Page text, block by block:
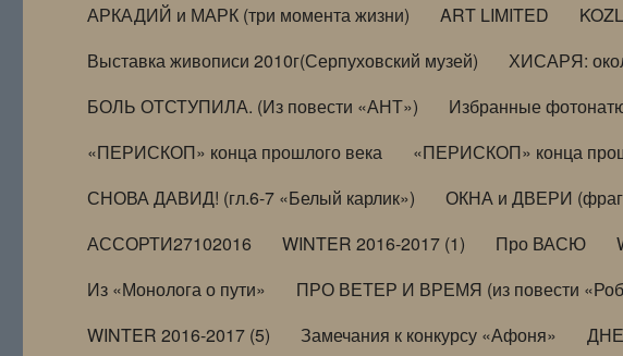
АРКАДИЙ и МАРК (три момента жизни)
ART LIMITED
Выставка живописи 2010г(Серпуховский музей)
ХИСАРЯ:
БОЛЬ ОТСТУПИЛА. (Из повести «АНТ»)
Избранные
«ПЕРИСКОП» конца прошлого века
«ПЕРИСКОП» конца
СНОВА ДАВИД! (гл.6-7 «Белый карлик»)
ОКНА и ДВЕРИ
АССОРТИ27102016
WINTER 2016-2017 (1) Про ВАСЮ
Из «Монолога о пути»
ПРО ВЕТЕР И ВРЕМЯ (из повести
WINTER 2016-2017 (5)
Замечания к конкурсу «Афоня»